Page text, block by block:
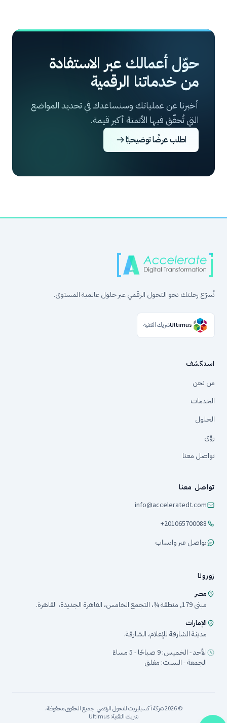
حوّل أعمالك عبر الاستفادة
من خدماتنا الرقمية
أخبرنا عن عملياتك وسنساعدك في تحديد المواضع
التي تُحقّق فيها الأتمتة أكبر قيمة.
اطلب عرضًا توضيحيًا
نُسرّع رحلتك نحو التحول الرقمي عبر حلول عالمية المستوى.
Ultimusشريك التقنية
استكشف
من نحن
الخدمات
الحلول
رؤى
تواصل معنا
تواصل معنا
info@acceleratedt.com
+201065700088
تواصل عبر واتساب
زورونا
مصر
مبنى 179, منطقة ¾، التجمع الخامس، القاهرة الجديدة، القاهرة.
الإمارات
مدينة الشارقة للإعلام، الشارقة.
الأحد - الخميس: 9 صباحًا - 5 مساءً
الجمعة - السبت: مغلق
©
2026شركة أكسيليريت للتحول الرقمي.جميع الحقوق محفوظة.
شريك التقنية: Ultimus